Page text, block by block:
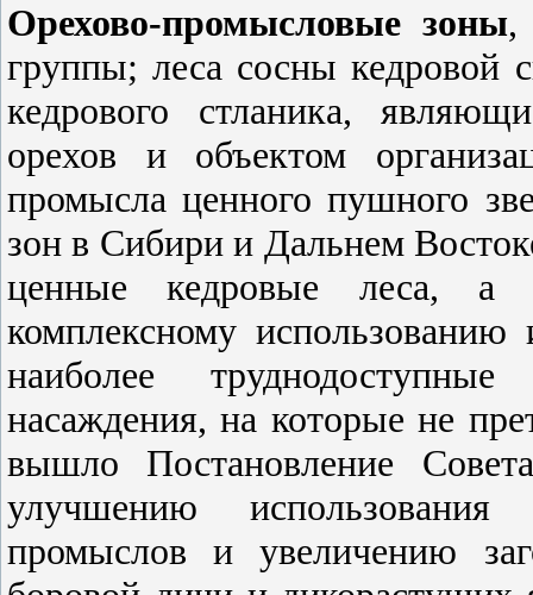
Орехово-промысловые зоны,
группы; леса сосны кедровой
кедрового стланика,
орехов и объектом
промысла ценного пушного
зон в Сибири и Дальнем
ценные кедровые леса, а
комплексному
наиболее
насаждения, на которые не
вышло Постановление
улучшению
промыслов и увеличению